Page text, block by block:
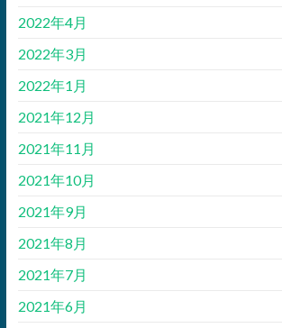
2022年4月
2022年3月
2022年1月
2021年12月
2021年11月
2021年10月
2021年9月
2021年8月
2021年7月
2021年6月